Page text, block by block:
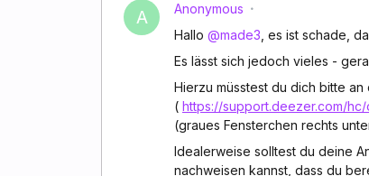
A Anonymous
Hallo @made3 , es ist schade,
Es lässt sich jedoch vieles -
Hierzu müsstest du dich bitte
( https://support.deezer.com/
(graues Fensterchen rechts
Idealerweise solltest du deine
nachweisen kannst, dass du